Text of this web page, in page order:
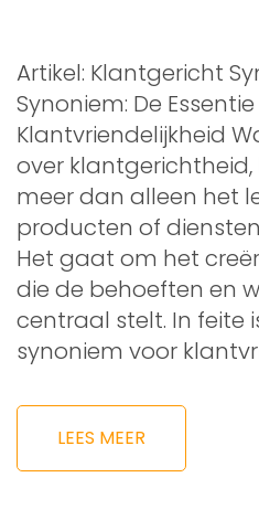
Artikel: Klantgericht
Synoniem: De
Klantvriendelijkheid
over
meer dan alleen het
producten of
Het gaat om het
die de behoeften en
centraal stelt. In feite
synoniem voor
LEES MEER